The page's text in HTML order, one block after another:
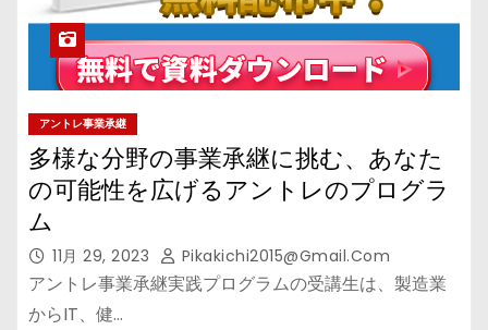
アントレ事業承継
多様な分野の事業承継に挑む、あなた
の可能性を広げるアントレのプログラ
ム
11月 29, 2023 Pikakichi2015@gmail.com
アントレ事業承継実践プログラムの受講生は、製造業
からIT、健…